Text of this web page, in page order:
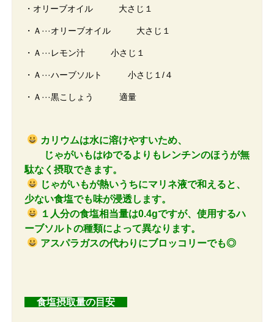
・オリーブオイル 大さじ１
・Ａ···オリーブオイル 大さじ１
・Ａ···レモン汁 小さじ１
・Ａ···ハーブソルト 小さじ１/４
・Ａ···黒こしょう 適量
カリウムは水に溶けやすいため、
じゃがいもはゆでるよりもレンチンのほうが無
駄なく摂取できます。
じゃがいもが熱いうちにマリネ液で和えると、
少ない食塩でも味が浸透します。
１人分の食塩相当量は0.4gですが、使用するハ
ーブソルトの種類によって異なります。
アスパラガスの代わりにブロッコリーでも◎
食塩摂取量の目安